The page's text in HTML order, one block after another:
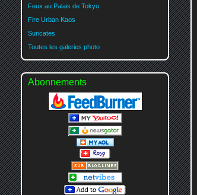
Feux au Palais de Tokyo
Fire Urban Kaos
Suricates
Toutes les galeries photo
Abonnements